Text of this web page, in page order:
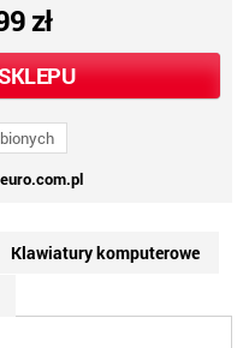
zł
Klawiatury komputerowe